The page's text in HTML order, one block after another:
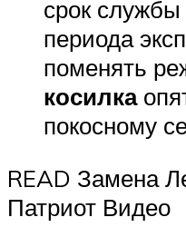
срок
периода
поменять
косилка
покосному
READ Замена
Патриот Видео